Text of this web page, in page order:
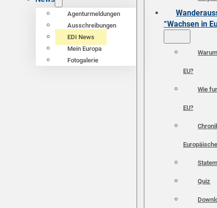
Agenturmeldungen
Ausschreibungen
EDI News
Mein Europa
Fotogalerie
“Wachsen in
EU?
Wie
EU?
Quiz